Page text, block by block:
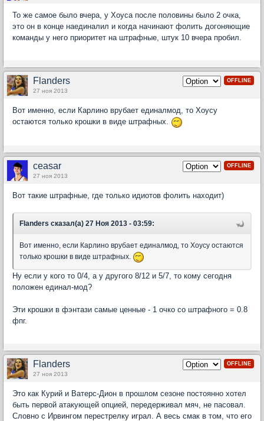
То же самое было вчера, у Хоуса после половины было 2 очка,
это он в конце наединалил и когда начинают фолить догоняющие
команды у него приоритет на штрафные, штук 10 вчера пробил.
OFFLINE
Flanders
27 ноя 2013
Вот именно, если Карлино врубает единалмод, то Хоусу
остаются только крошки в виде штрафных.
OFFLINE
ceasar
27 ноя 2013
Вот такие штрафные, где только идиотов фолить находит)
Flanders сказал(а) 27 Ноя 2013 - 03:59:
Вот именно, если Карлино врубает единалмод, то Хоусу остаются
только крошки в виде штрафных.
Ну если у кого то 0/4, а у другого 8/12 и 5/7, то кому сегодня
положен единал-мод?
Эти крошки в фэнтази самые ценные - 1 очко со штрафного = 0.8
фпг.
OFFLINE
Flanders
27 ноя 2013
Это как Курий и Ватерс-Дион в прошлом сезоне постоянно хотел
быть первой атакующей опцией, передерживал мяч, не пасовал.
Словно с Ирвингом перестрелку играл. А весь смак в том, что его